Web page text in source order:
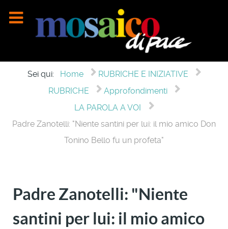
Sei qui: Home
RUBRICHE E INIZIATIVE
RUBRICHE
Approfondimenti
LA PAROLA A VOI
Padre Zanotelli: "Niente santini per lui: il mio amico Don
Tonino Bello fu un profeta"
Padre Zanotelli: "Niente
santini per lui: il mio amico